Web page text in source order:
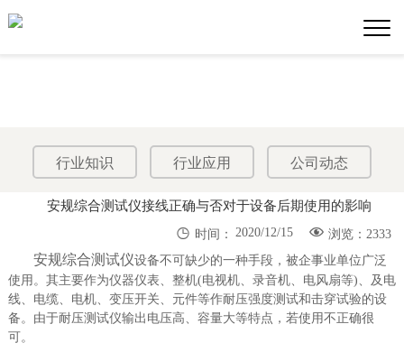
行业知识 行业应用 公司动态
安规综合测试仪接线正确与否对于设备后期使用的影响
 浏览：2333
 时间： 2020/12/15
安规综合测试仪设备不可缺少的一种手段，被企事业单位广泛
使用。其主要作为仪器仪表、整机(电视机、录音机、电风扇等)、及电
线、电缆、电机、变压开关、元件等作耐压强度测试和击穿试验的设
备。由于耐压测试仪输出电压高、容量大等特点，若使用不正确很
可。